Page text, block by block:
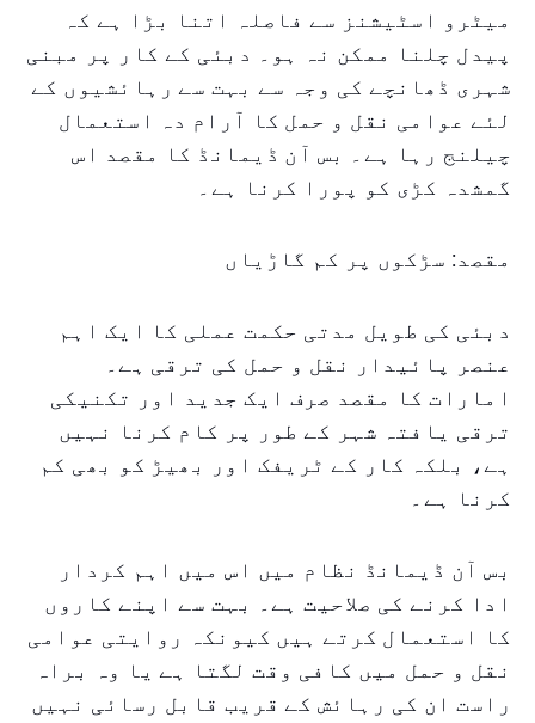
میٹرو اسٹیشنز سے فاصلہ اتنا بڑا ہے کہ
پیدل چلنا ممکن نہ ہو۔ دبئی کے کار پر مبنی
شہری ڈھانچے کی وجہ سے بہت سے رہائشیوں کے
لئے عوامی نقل و حمل کا آرام دہ استعمال
چیلنج رہا ہے۔ بس آن ڈیمانڈ کا مقصد اس
گمشدہ کڑی کو پورا کرنا ہے۔
مقصد: سڑکوں پر کم گاڑیاں
دبئی کی طویل مدتی حکمت عملی کا ایک اہم
عنصر پائیدار نقل و حمل کی ترقی ہے۔
امارات کا مقصد صرف ایک جدید اور تکنیکی
ترقی یافتہ شہر کے طور پر کام کرنا نہیں
ہے، بلکہ کار کے ٹریفک اور بھیڑ کو بھی کم
کرنا ہے۔
بس آن ڈیمانڈ نظام میں اس میں اہم کردار
ادا کرنے کی صلاحیت ہے۔ بہت سے اپنے کاروں
کا استعمال کرتے ہیں کیونکہ روایتی عوامی
نقل و حمل میں کافی وقت لگتا ہے یا وہ براہ
راست ان کی رہائش کے قریب قابل رسائی نہیں